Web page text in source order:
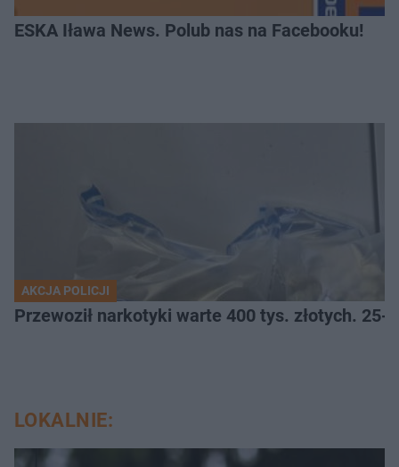
ESKA Iława News. Polub nas na Facebooku!
AKCJA POLICJI
Przewoził narkotyki warte 400 tys. złotych.
LOKALNIE: